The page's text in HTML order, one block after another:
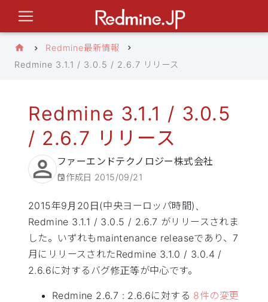
Redmine最新情報
Redmine 3.1.1 / 3.0.5 / 2.6.7 リリース
Redmine 3.1.1 / 3.0.5
/ 2.6.7 リリース
ファーエンドテクノロジー株式会社
作成日 2015/09/21
2015年9月20日(中央ヨーロッパ時間)、
Redmine 3.1.1 / 3.0.5 / 2.6.7 がリリースされま
した。いずれもmaintenance releaseであり、7
月にリリースされたRedmine 3.1.0 / 3.0.4 /
2.6.6に対するバグ修正等が中心です。
Redmine 2.6.7 : 2.6.6に対する 8件の変更